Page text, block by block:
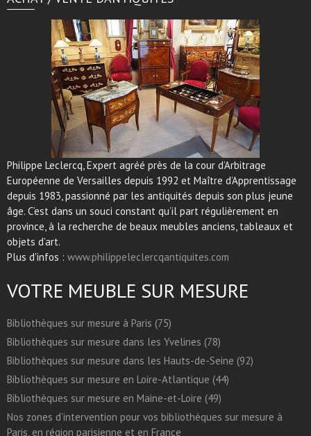
Philippe Leclercq, Expert agréé près de la cour d’Arbitrage
Européenne de Versailles depuis 1992 et Maître d’Apprentissage
depuis 1983, passionné par les antiquités depuis son plus jeune
âge. C’est dans un souci constant qu’il part régulièrement en
province, à la recherche de beaux meubles anciens, tableaux et
objets d’art.
Plus d'infos : www.philippeleclercqantiquites.com
VOTRE MEUBLE SUR MESURE
Bibliothèques sur mesure à Paris (75)
Bibliothèques sur mesure dans les Yvelines (78)
Bibliothèques sur mesure dans les Hauts-de-Seine (92)
Bibliothèques sur mesure en Loire-Atlantique (44)
Bibliothèques sur mesure en Maine-et-Loire (49)
Nos zones d’intervention pour vos bibliothèques sur mesure à
Paris, en région parisienne et en France